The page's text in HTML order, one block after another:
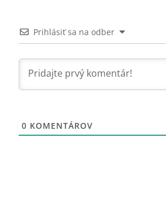
Prihlásiť sa na odber
0 KOMENTÁROV